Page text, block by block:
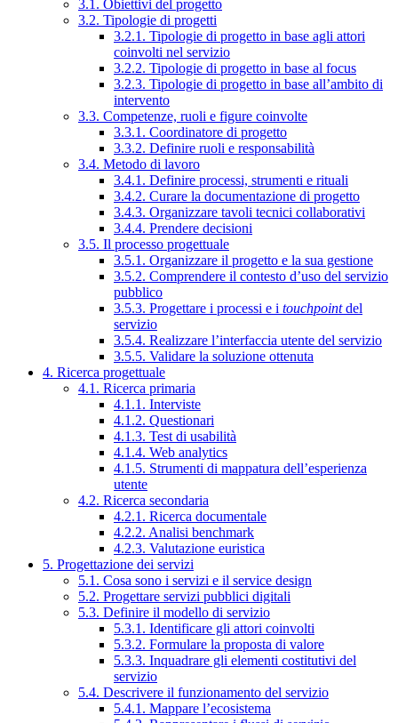
3.1. Obiettivi del progetto
3.2. Tipologie di progetti
3.2.1. Tipologie di progetto in base agli attori
coinvolti nel servizio
3.2.2. Tipologie di progetto in base al focus
3.2.3. Tipologie di progetto in base all’ambito di
intervento
3.3. Competenze, ruoli e figure coinvolte
3.3.1. Coordinatore di progetto
3.3.2. Definire ruoli e responsabilità
3.4. Metodo di lavoro
3.4.1. Definire processi, strumenti e rituali
3.4.2. Curare la documentazione di progetto
3.4.3. Organizzare tavoli tecnici collaborativi
3.4.4. Prendere decisioni
3.5. Il processo progettuale
3.5.1. Organizzare il progetto e la sua gestione
3.5.2. Comprendere il contesto d’uso del servizio
pubblico
3.5.3. Progettare i processi e i touchpointdel
servizio
3.5.4. Realizzare l’interfaccia utente del servizio
3.5.5. Validare la soluzione ottenuta
4. Ricerca progettuale
4.1. Ricerca primaria
4.1.1. Interviste
4.1.2. Questionari
4.1.3. Test di usabilità
4.1.4. Web analytics
4.1.5. Strumenti di mappatura dell’esperienza
utente
4.2. Ricerca secondaria
4.2.1. Ricerca documentale
4.2.2. Analisi benchmark
4.2.3. Valutazione euristica
5. Progettazione dei servizi
5.1. Cosa sono i servizi e il service design
5.2. Progettare servizi pubblici digitali
5.3. Definire il modello di servizio
5.3.1. Identificare gli attori coinvolti
5.3.2. Formulare la proposta di valore
5.3.3. Inquadrare gli elementi costitutivi del
servizio
5.4. Descrivere il funzionamento del servizio
5.4.1. Mappare l’ecosistema